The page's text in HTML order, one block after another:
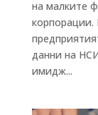
на малките
корпорации.
данни на
имидж...